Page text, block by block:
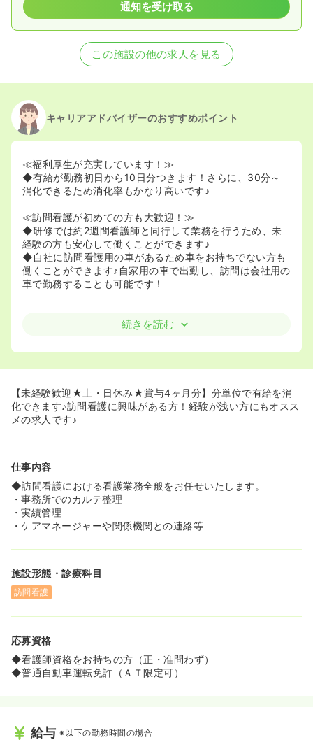
通知を受け取る
この施設の他の求人を見る
キャリアアドバイザーのおすすめポイント
≪福利厚生が充実しています！≫
◆有給が勤務初日から10日分つきます！さらに、30分～
消化できるため消化率もかなり高いです♪
≪訪問看護が初めての方も大歓迎！≫
◆研修では約2週間看護師と同行して業務を行うため、未
経験の方も安心して働くことができます♪
◆自社に訪問看護用の車があるため車をお持ちでない方も
働くことができます♪自家用の車で出勤し、訪問は会社用の
車で勤務することも可能です！
続きを読む
【未経験歓迎★土・日休み★賞与4ヶ月分】分単位で有給を消
化できます♪訪問看護に興味がある方！経験が浅い方にもオスス
メの求人です♪
仕事内容
◆訪問看護における看護業務全般をお任せいたします。
・事務所でのカルテ整理
・実績管理
・ケアマネージャーや関係機関との連絡等
施設形態・診療科目
訪問看護
応募資格
◆看護師資格をお持ちの方（正・准問わず）
◆普通自動車運転免許（ＡＴ限定可）
給与 ※以下の勤務時間の場合